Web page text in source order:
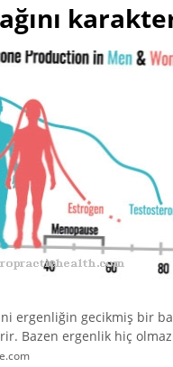
ergenliğin gecikmiş bir
Bazen ergenlik hiç